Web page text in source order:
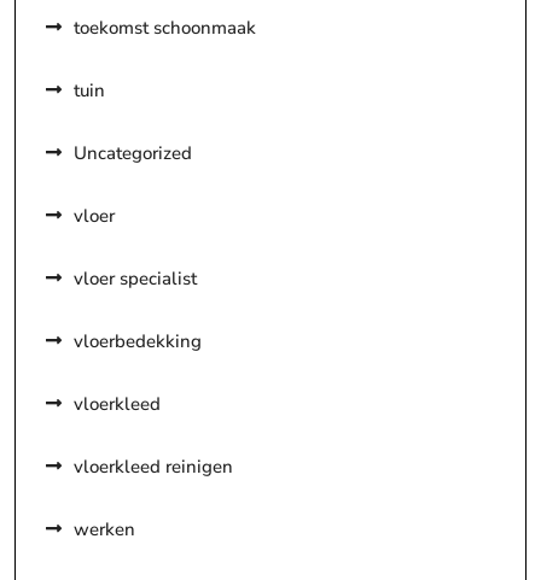
toekomst schoonmaak
tuin
Uncategorized
vloer
vloer specialist
vloerbedekking
vloerkleed
vloerkleed reinigen
werken